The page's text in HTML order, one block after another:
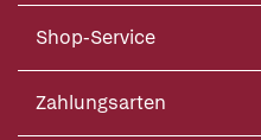
Shop-Service
Zahlungsarten